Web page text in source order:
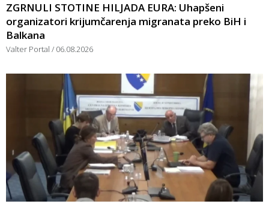
ZGRNULI STOTINE HILJADA EURA: Uhapšeni
organizatori krijumčarenja migranata preko BiH i
Balkana
Valter Portal 06.08.2026